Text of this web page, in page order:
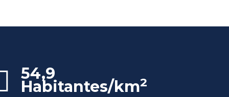
54,9
Habitantes/km2